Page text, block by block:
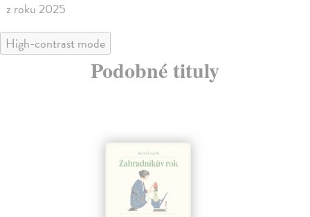
z roku 2025
High-contrast mode
Podobné tituly